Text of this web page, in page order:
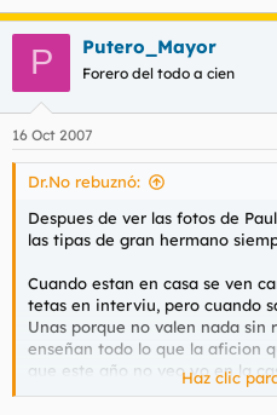
P Putero_Mayor
Forero del todo a cien
16 Oct 2007
Dr.No rebuznó:
Despues de ver las fotos de
las tipas de gran hermano
Cuando estan en casa se ven
tetas en interviu, pero cuando
Unas porque no valen nada sin
enseñan todo lo que la aficion
que este año no veo yo en la
pena comprase el interviu y
Haz clic